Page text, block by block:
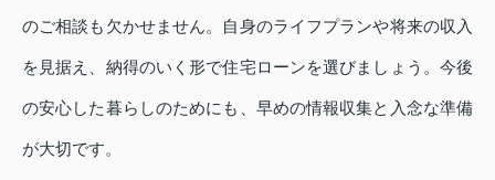
のご相談も欠かせません。自身のライフプランや将来の収入
を見据え、納得のいく形で住宅ローンを選びましょう。今後
の安心した暮らしのためにも、早めの情報収集と入念な準備
が大切です。